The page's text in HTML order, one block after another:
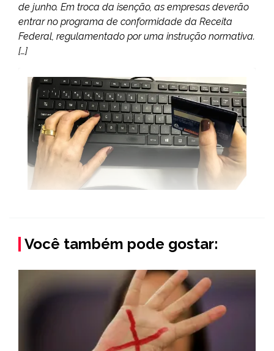
de junho. Em troca da isenção, as empresas deverão
entrar no programa de conformidade da Receita
Federal, regulamentado por uma instrução normativa.
[…]
Você também pode gostar: